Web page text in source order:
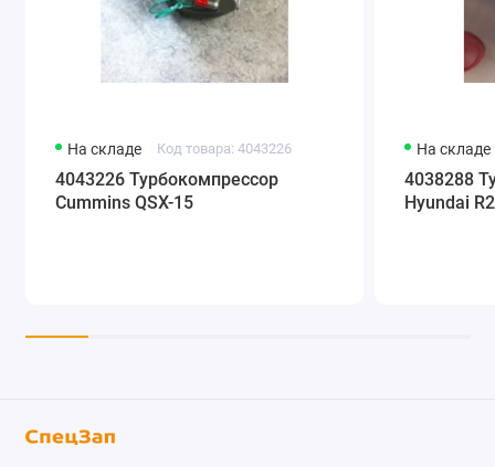
На складе Код товара: 4043226
4043226 Турбокомпрессор
Cummins QSX-15
На складе
4038288
Hyundai